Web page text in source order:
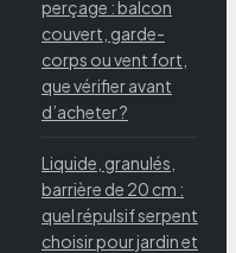
perçage : balcon
couvert, garde-
corps ou vent fort,
que vérifier avant
d’acheter ?
Liquide, granulés,
barrière de 20 cm :
quel répulsif serpent
choisir pour jardin et